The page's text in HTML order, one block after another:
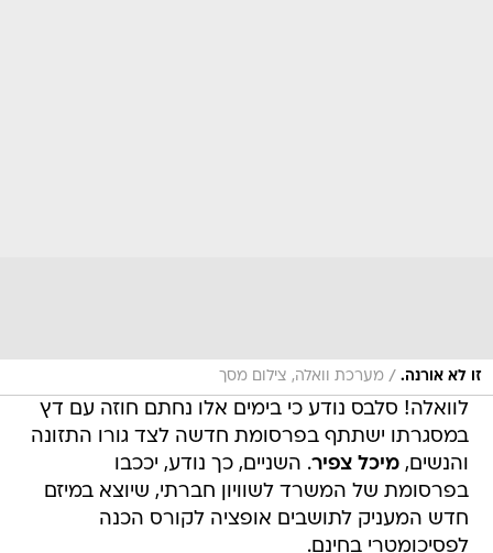
זו לא אורנה. / מערכת וואלה, צילום מסך
לוואלה! סלבס נודע כי בימים אלו נחתם חוזה עם דץ
במסגרתו ישתתף בפרסומת חדשה לצד גורו התזונה
והנשים,מיכל צפיר. השניים, כך נודע, יככבו
בפרסומת של המשרד לשוויון חברתי, שיוצא במיזם
חדש המעניק לתושבים אופציה לקורס הכנה
לפסיכומטרי בחינם.